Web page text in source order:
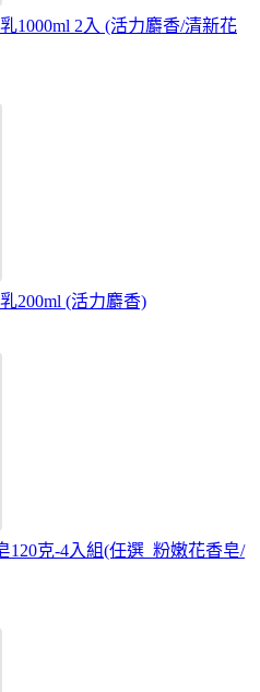
1000ml 2入 (活力麝香/清新花
200ml (活力麝香)
120克-4入組(任選_粉嫩花香皂/